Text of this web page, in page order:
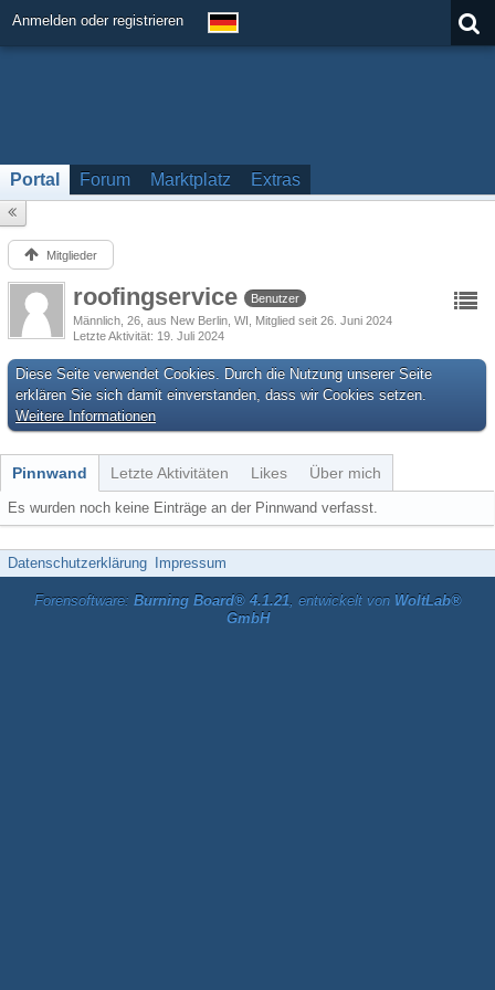
Anmelden oder registrieren
Portal Forum Marktplatz Extras
Mitglieder
roofingservice
Benutzer
Männlich 26 aus New Berlin, WI
Mitglied seit 26. Juni 2024
Letzte Aktivität 19. Juli 2024
Diese Seite verwendet Cookies. Durch die Nutzung unserer Seite
erklären Sie sich damit einverstanden, dass wir Cookies setzen.
Weitere Informationen
Pinnwand Letzte Aktivitäten Likes Über mich
Es wurden noch keine Einträge an der Pinnwand verfasst.
Datenschutzerklärung Impressum
Forensoftware: Burning Board® 4.1.21, entwickelt von WoltLab®
GmbH